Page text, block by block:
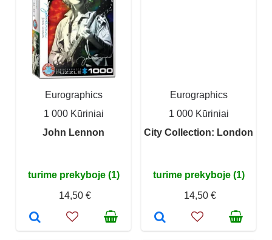
Eurographics
1 000 Kūriniai
John Lennon
turime prekyboje (1)
14,50 €
Eurographics
1 000 Kūriniai
City Collection: London
turime prekyboje (1)
14,50 €